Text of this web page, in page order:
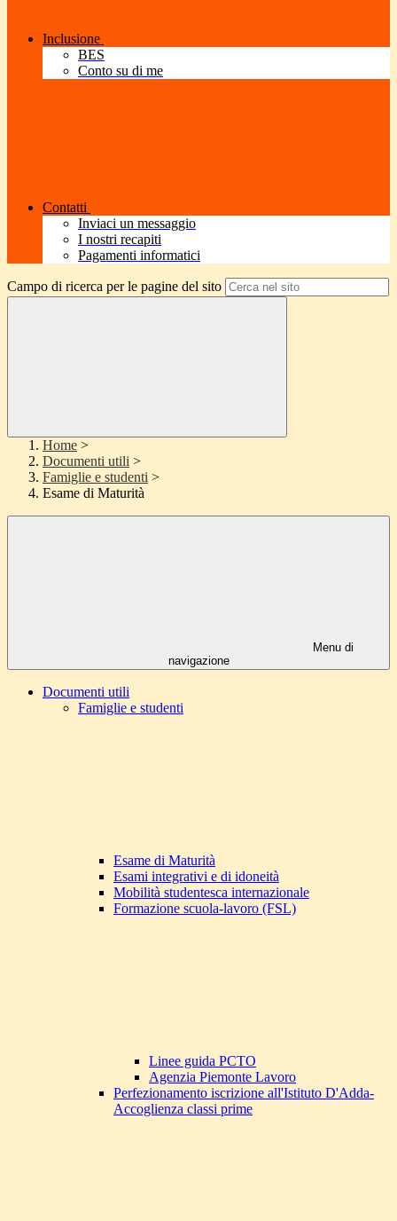
Inclusione
BES
Conto su di me
Contatti
Inviaci un messaggio
I nostri recapiti
Pagamenti informatici
Campo di ricerca per le pagine del sito
Home >
Documenti utili >
Famiglie e studenti >
Esame di Maturità
Menu di
navigazione
Documenti utili
Famiglie e studenti
Esame di Maturità
Esami integrativi e di idoneità
Mobilità studentesca internazionale
Formazione scuola-lavoro (FSL)
Linee guida PCTO
Agenzia Piemonte Lavoro
Perfezionamento iscrizione all'Istituto D'Adda-
Accoglienza classi prime